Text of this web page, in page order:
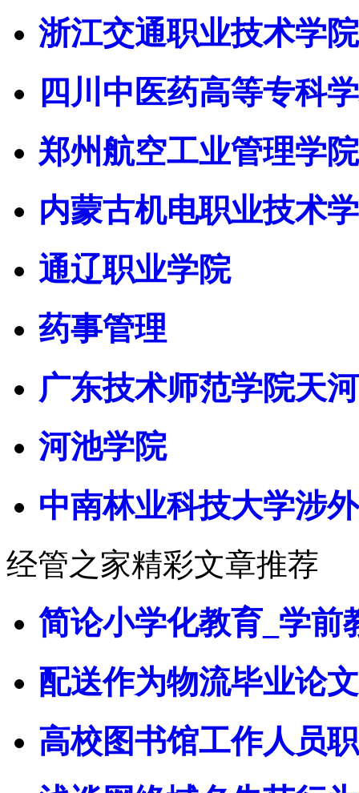
浙江交通职业技术学院
四川中医药高等专科
郑州航空工业管理学院
内蒙古机电职业技术
通辽职业学院
药事管理
广东技术师范学院天
河池学院
中南林业科技大学涉
经管之家精彩文章推荐
简论小学化教育_学前
配送作为物流毕业论
高校图书馆工作人员